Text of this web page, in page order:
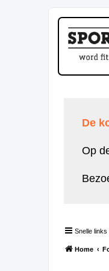
De
Op
Snelle links
Home